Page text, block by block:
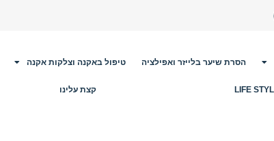
הסרת שיער בלייזר ואפילציה טיפול באקנה וצלקות אקנה
קצת עלינו